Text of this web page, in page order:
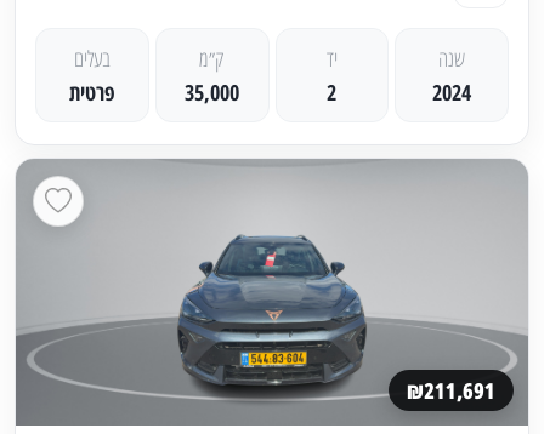
שנה
2024
יד
2
ק״מ
35,000
בעלים
פרטית
₪211,691